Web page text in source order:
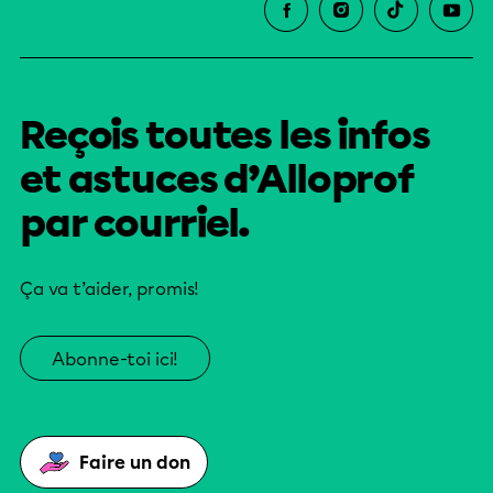
Reçois toutes les infos
et astuces d’Alloprof
par courriel.
Ça va t’aider, promis!
Abonne-toi ici!
Faire un don